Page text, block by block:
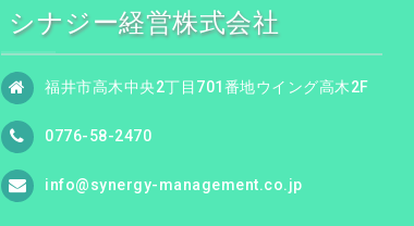
シナジー経営株式会社
福井市高木中央2丁目701番地ウイング高木2F
0776-58-2470
info@synergy-management.co.jp